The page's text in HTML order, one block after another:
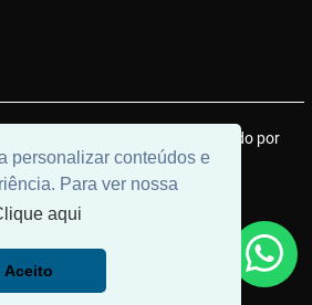
personalizar conteúdos e
Para ver nossa
aqui
Aceito
| CRECI: MGJ 9183 | Desenvolvido por